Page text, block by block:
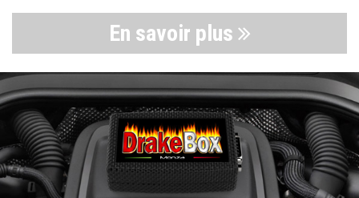
En savoir plus